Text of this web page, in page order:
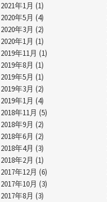
2021年1月 (1)
2020年5月 (4)
2020年3月 (2)
2020年1月 (1)
2019年11月 (1)
2019年8月 (1)
2019年5月 (1)
2019年3月 (2)
2019年1月 (4)
2018年11月 (5)
2018年9月 (2)
2018年6月 (2)
2018年4月 (3)
2018年2月 (1)
2017年12月 (6)
2017年10月 (3)
2017年8月 (3)